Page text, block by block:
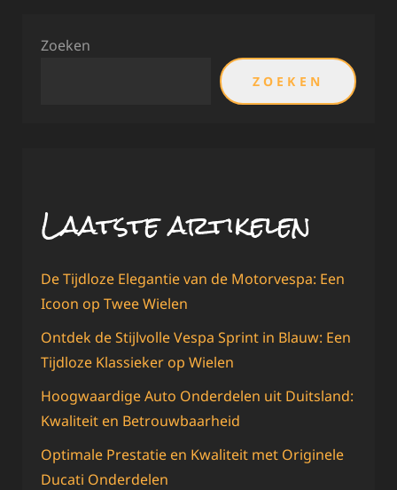
Zoeken
ZOEKEN
Laatste artikelen
De Tijdloze Elegantie van de Motorvespa: Een
Icoon op Twee Wielen
Ontdek de Stijlvolle Vespa Sprint in Blauw: Een
Tijdloze Klassieker op Wielen
Hoogwaardige Auto Onderdelen uit Duitsland:
Kwaliteit en Betrouwbaarheid
Optimale Prestatie en Kwaliteit met Originele
Ducati Onderdelen